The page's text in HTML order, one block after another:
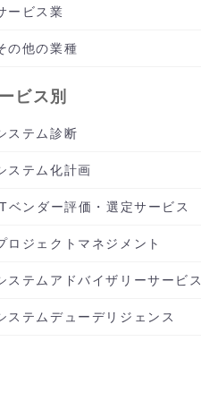
ービス業
の他の業種
ビス別
ステム診断
ステム化計画
ベンダー評価・選定サービス
ロジェクトマネジメント
ステムアドバイザリーサービス
ステムデューデリジェンス